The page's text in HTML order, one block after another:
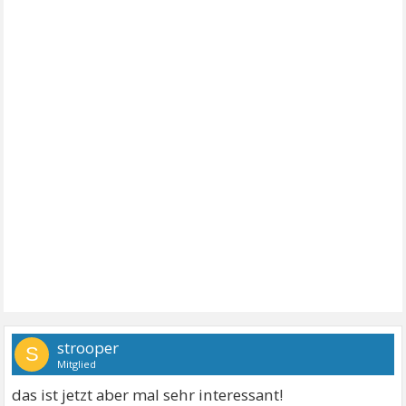
S strooper
Mitglied
das ist jetzt aber mal sehr interessant!